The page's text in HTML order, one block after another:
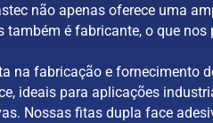
não apenas oferece uma
também é fabricante, o que nos
na fabricação e fornecimento
ideais para aplicações
Nossas fitas dupla face